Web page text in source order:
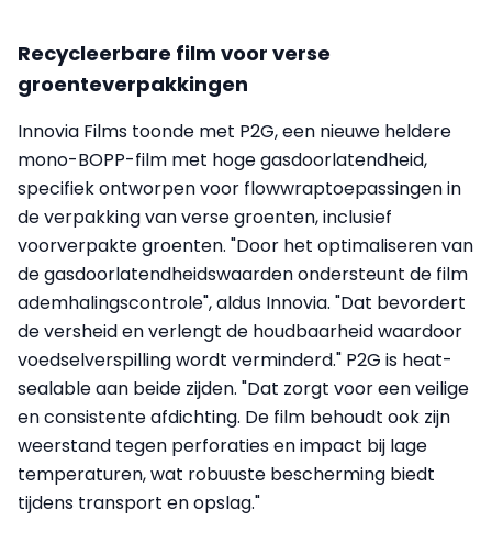
Recycleerbare film voor verse
groenteverpakkingen
Innovia Films toonde met P2G, een nieuwe heldere
mono-BOPP-film met hoge gasdoorlatendheid,
specifiek ontworpen voor flowwraptoepassingen in
de verpakking van verse groenten, inclusief
voorverpakte groenten. "Door het optimaliseren van
de gasdoorlatendheidswaarden ondersteunt de film
ademhalingscontrole", aldus Innovia. "Dat bevordert
de versheid en verlengt de houdbaarheid waardoor
voedselverspilling wordt verminderd." P2G is heat-
sealable aan beide zijden. "Dat zorgt voor een veilige
en consistente afdichting. De film behoudt ook zijn
weerstand tegen perforaties en impact bij lage
temperaturen, wat robuuste bescherming biedt
tijdens transport en opslag."